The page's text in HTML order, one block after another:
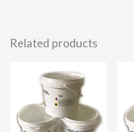
Related products